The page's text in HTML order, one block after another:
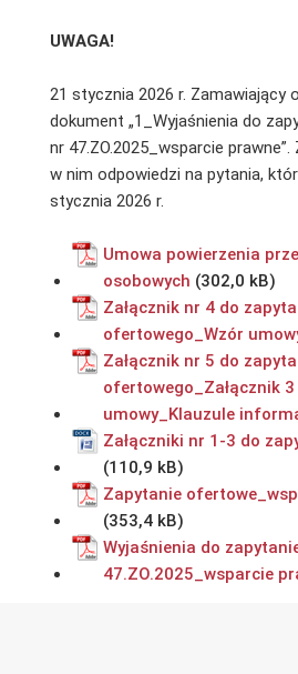
UWAGA!
21 stycznia 2026 r. Zamawiający
dokument „1_Wyjaśnienia do
nr 47.ZO.2025_wsparcie
w nim odpowiedzi na pytania,
stycznia 2026 r.
Umowa powierzenia
osobowych
Załącznik nr 4 do
ofertowego_Wzór
Załącznik nr 5 do
ofertowego_Załącznik 3
umowy_Klauzule
Załączniki nr 1-3 do
Zapytanie
Wyjaśnienia do
47.ZO.2025_wsparcie